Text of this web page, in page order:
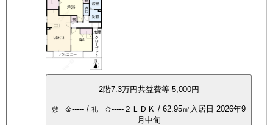
2階7.3万円共益費等 5,000円
敷 金----- / 礼 金----- ２ＬＤＫ / 62.95㎡ 入居日 2026年9
月中旬